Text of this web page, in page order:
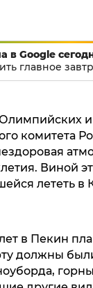
в Google
главное
комитета
Виной
лететь в
в Пекин
должны